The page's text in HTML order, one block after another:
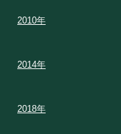
2010年
2014年
2018年